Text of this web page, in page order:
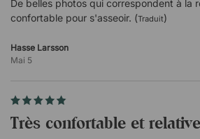
De belles photos qui correspondent à la
confortable pour s'asseoir. (Traduit)
Hasse Larsson
Mai 5
très confortable et